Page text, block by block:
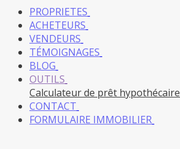
PROPRIETES
ACHETEURS
VENDEURS
TÉMOIGNAGES
BLOG
OUTILS
Calculateur de prêt hypothécaire
CONTACT
FORMULAIRE IMMOBILIER